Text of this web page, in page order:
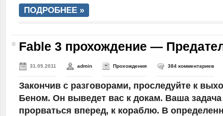
ПОДРОБНЕЕ »
Fable 3 прохождение —
31.05.2011 admin Прохождения 384 комментариев
Закончив с разговорами, проследуйте к
Беном. Он выведет вас к докам. Ваша
прорваться вперед, к кораблю. В